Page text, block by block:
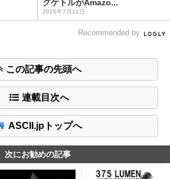
グケトルがAmazo...
2026年7月11日
Recommended by
この記事の先頭へ
連載目次へ
ASCII.jpトップへ
次にお勧めの記事